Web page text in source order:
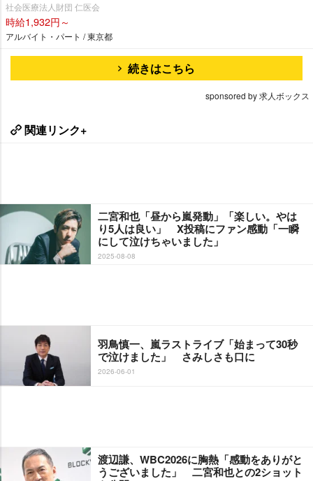
社会医療法人財団 仁医会
時給1,932円～
アルバイト・パート / 東京都
続きはこちら
sponsored by 求人ボックス
関連リンク+
二宮和也「昼から嵐発動」「楽しい。やは
り5人は良い」 X投稿にファン感動「一瞬
にして泣けちゃいました」
2025-08-08
羽鳥慎一、嵐ラストライブ「始まって30秒
で泣けました」 さみしさも口に
2026-06-01
渡辺謙、WBC2026に胸熱「感動をありがと
うございました」 二宮和也との2ショット